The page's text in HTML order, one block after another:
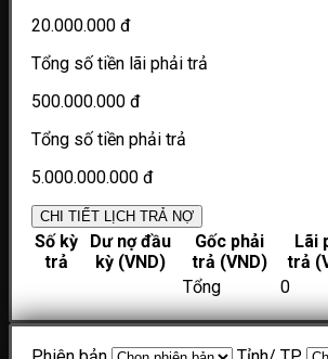
20.000.000 đ
Tổng số tiền lãi phải trả
500.000.000 đ
Tổng số tiền phải trả
5.000.000.000 đ
CHI TIẾT LỊCH TRẢ NỢ
Số kỳ
trả
Dư nợ đầu
kỳ (VND)
Gốc phải
trả (VND)
Lãi
trả
Tổng
0